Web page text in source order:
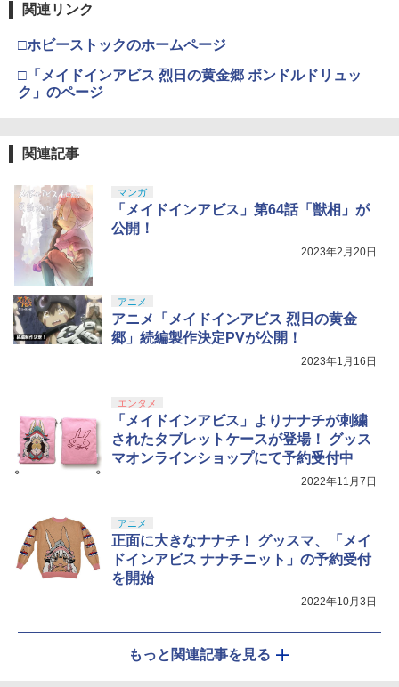
関連リンク
□ホビーストックのホームページ
□「メイドインアビス 烈日の黄金郷 ボンドルドリュッ
ク」のページ
関連記事
マンガ
「メイドインアビス」第64話「獣相」が
公開！
2023年2月20日
アニメ
アニメ「メイドインアビス 烈日の黄金
郷」続編製作決定PVが公開！
2023年1月16日
エンタメ
「メイドインアビス」よりナナチが刺繍
されたタブレットケースが登場！ グッス
マオンラインショップにて予約受付中
2022年11月7日
アニメ
正面に大きなナナチ！ グッスマ、「メイ
ドインアビス ナナチニット」の予約受付
を開始
2022年10月3日
もっと関連記事を見る